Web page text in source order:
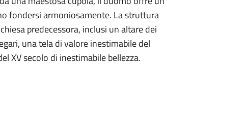
fondersi armoniosamente. La struttura
predecessora, inclusi un altare dei
una tela di valore inestimabile del
XV secolo di inestimabile bellezza.